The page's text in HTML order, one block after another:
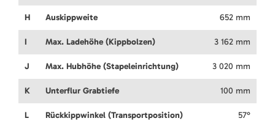
H Auskippweite 652 mm
I Max. Ladehöhe (Kippbolzen) 3 162 mm
J Max. Hubhöhe (Stapeleinrichtung) 3 020 mm
K Unterflur Grabtiefe 100 mm
L Rückkippwinkel (Transportposition) 57°